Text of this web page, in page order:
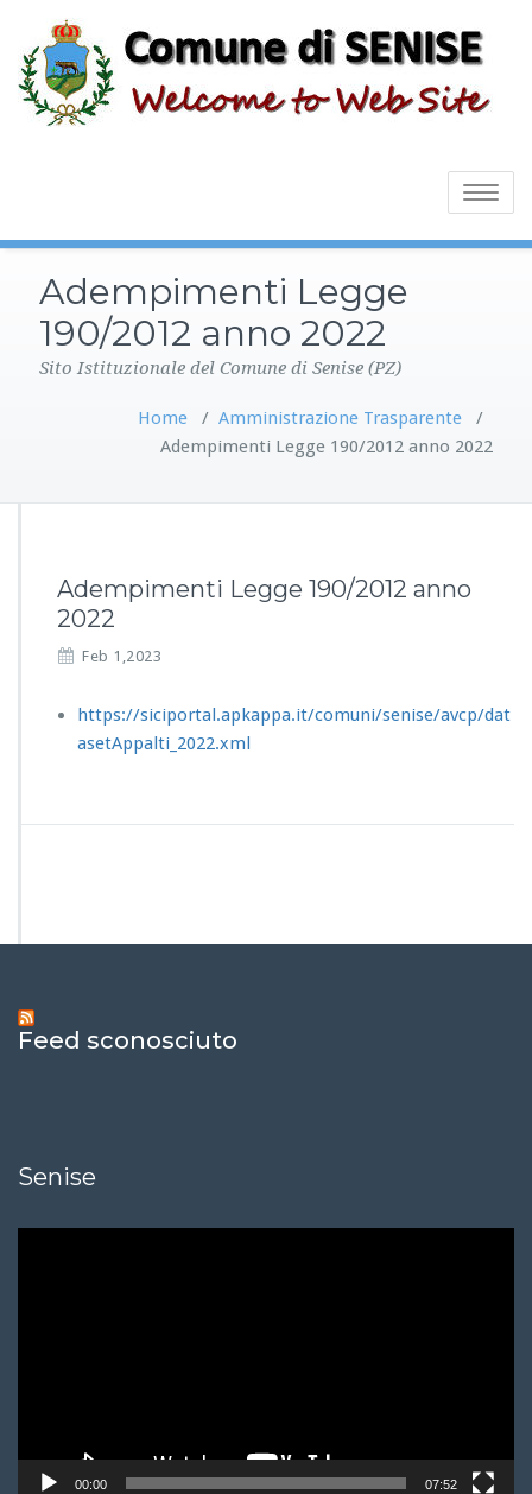
Toggle
Adempimenti Legge
190/2012 anno 2022
Sito Istituzionale del Comune di Senise (PZ)
Home / Amministrazione Trasparente /
Adempimenti Legge 190/2012 anno 2022
Adempimenti Legge 190/2012 anno
2022
Feb 1,2023
https://siciportal.apkappa.it/comuni/senise/avcp/dat
asetAppalti_2022.xml
Feed sconosciuto
Senise
00:00 07:52